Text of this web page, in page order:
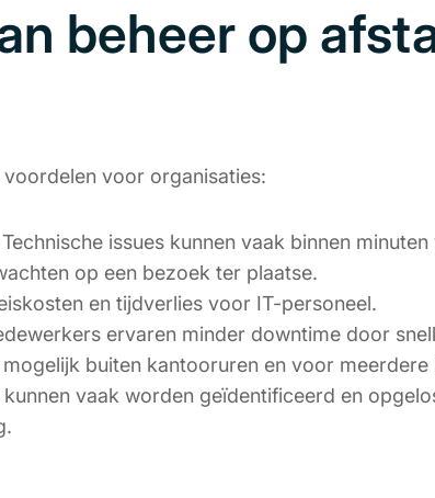
beheer op
voor organisaties:
issues kunnen vaak binnen
op een bezoek ter plaatse.
en tijdverlies voor IT-personeel.
ervaren minder downtime door
buiten kantooruren en voor meerdere
vaak worden geïdentificeerd en